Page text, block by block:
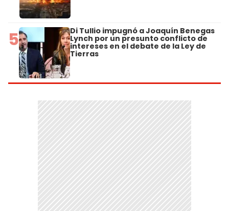
5 Di Tullio impugnó a Joaquín Benegas
Lynch por un presunto conflicto de
intereses en el debate de la Ley de
Tierras